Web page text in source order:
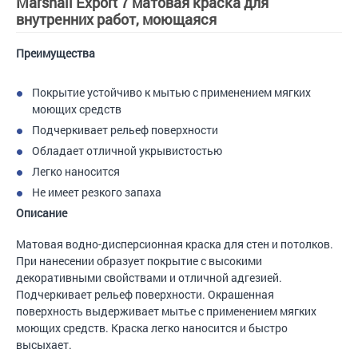
внутренних работ, моющаяся
Преимущества
Покрытие устойчиво к мытью с применением мягких
моющих средств
Подчеркивает рельеф поверхности
Обладает отличной укрывистостью
Легко наносится
Не имеет резкого запаха
Описание
Матовая водно-дисперсионная краска для стен и потолков.
При нанесении образует покрытие с высокими
декоративными свойствами и отличной адгезией.
Подчеркивает рельеф поверхности. Окрашенная
поверхность выдерживает мытье с применением мягких
моющих средств. Краска легко наносится и быстро
высыхает.